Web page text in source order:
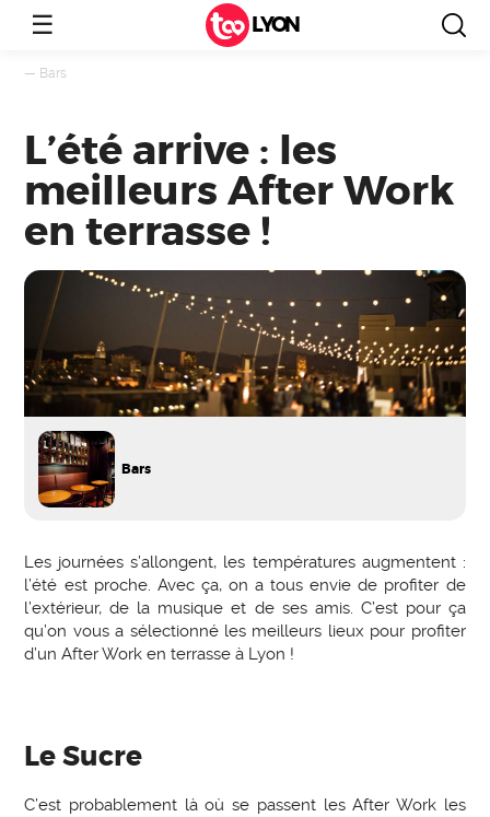
☰ LYON
— Bars
L’été arrive : les
meilleurs After Work
en terrasse !
Bars
Les journées s’allongent, les températures augmentent :
l’été est proche. Avec ça, on a tous envie de profiter de
l’extérieur, de la musique et de ses amis. C’est pour ça
qu’on vous a sélectionné les meilleurs lieux pour profiter
d’un After Work en terrasse à Lyon !
Le Sucre
C’est probablement là où se passent les After Work les